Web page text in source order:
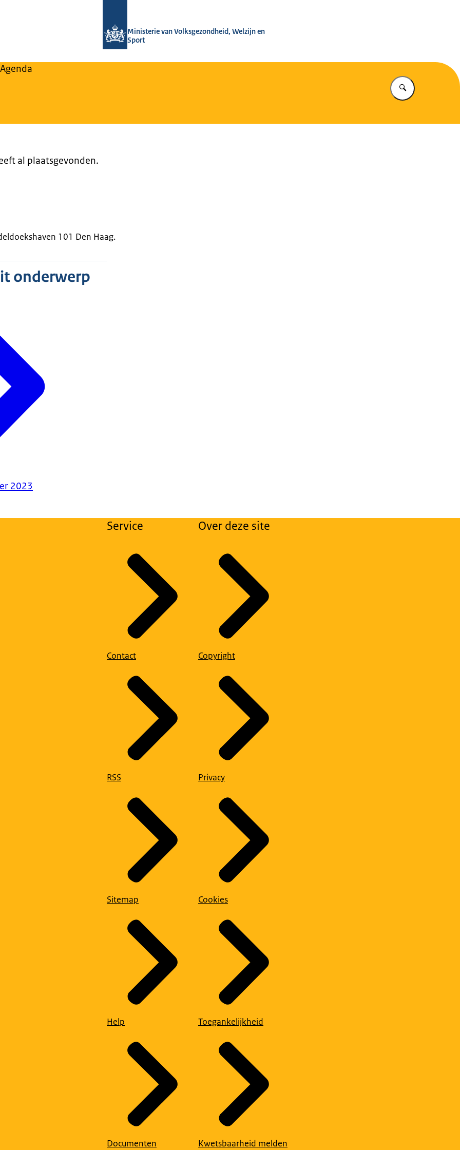
Ministerie van Volksgezondheid, Welzijn en
Sport
Agenda
Vul in wat u
al plaatsgevonden.
101 Den Haag.
onderwerp
2023
Service
Contact
RSS
Sitemap
Help
Documenten
Over deze site
Copyright
Privacy
Cookies
Toegankelijkheid
Kwetsbaarheid melden